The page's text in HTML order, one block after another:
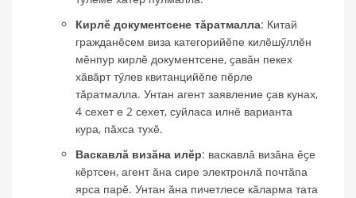
Кирлӗ документсене тӑратмалла: Китай
гражданӗсем виза категорийӗпе килӗшӳллӗн
мӗнпур кирлӗ документсене, ҫавӑн пекех
хӑвӑрт тӳлев квитанцийӗпе пӗрле
тӑратмалла. Унтан агент заявление ҫав кунах,
4 сехет е 2 сехет, суйласа илнӗ варианта
кура, пӑхса тухӗ.
Васкавлӑ визӑна илӗр: васкавлӑ визӑна ӗҫе
кӗртсен, агент ӑна сире электронлӑ почтӑпа
ярса парӗ. Унтан ӑна пичетлесе кӑларма тата